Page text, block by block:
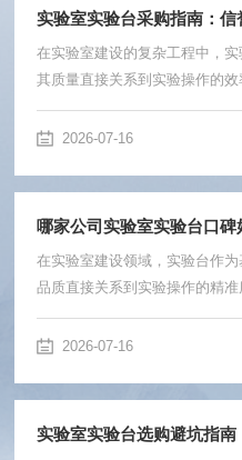
实验室实验台采购指南：
在实验室建设的复杂工程中，
其质量直接关系到实验操作的
上众多的供应商，如何筛选出
策中的关键一环。一份全面的
化解决方案的服务商。考察其
手：服务范围是否全面：顶尖
设计、装修，...
2026-07-16
哪家公司实验室实验台口
在实验室建设领域，实验台作
品质直接关系到实验操作的精
寿命。面对市场上众多的实验
誉高且具备定制化服务能力的
——北京永兴平科技有限公司。
能力是口碑的基石实验室实验
2026-07-16